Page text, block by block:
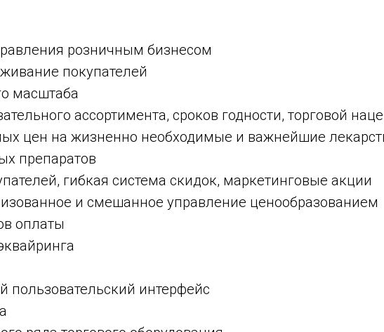
розничным бизнесом
покупателей
масштаба
ассортимента, сроков годности, торговой
цен на жизненно необходимые и важнейшие
препаратов
гибкая система скидок, маркетинговые акции
и смешанное управление ценообразованием
оплаты
пользовательский интерфейс